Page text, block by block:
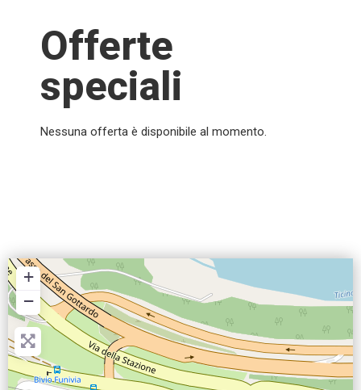
Offerte
speciali
Nessuna offerta è disponibile al momento.
+
−